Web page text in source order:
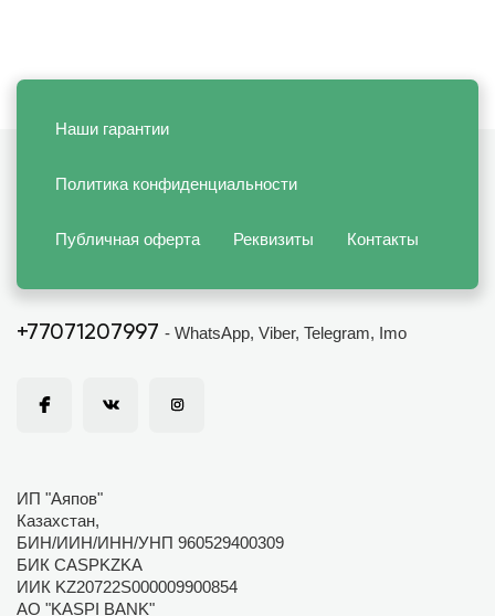
Наши гарантии
Политика конфиденциальности
Публичная оферта Реквизиты Контакты
+77071207997 - WhatsApp, Viber, Telegram, Imo
ИП "Аяпов"
Казахстан,
БИН/ИИН/ИНН/УНП 960529400309
БИК CASPKZKA
ИИК KZ20722S000009900854
АО "KASPI BANK"